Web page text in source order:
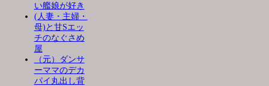
い艦娘が好き
(人妻・主婦・
母)と甘Sエッ
チのなぐさめ
屋
（元）ダンサ
ーママのデカ
パイ丸出し背